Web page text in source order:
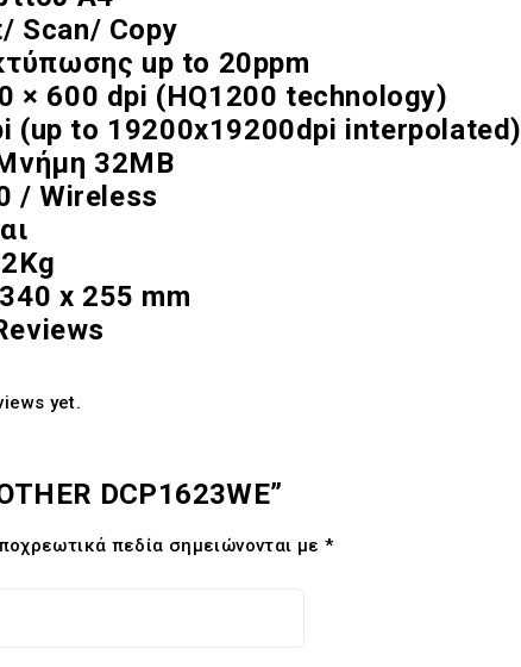
Scan/ Copy
up to 20ppm
× 600 dpi (HQ1200 technology)
(up to 19200x19200dpi interpolated)
32MB
/ Wireless
x 255 mm
yet.
DCP1623WE”
πεδία σημειώνονται με *